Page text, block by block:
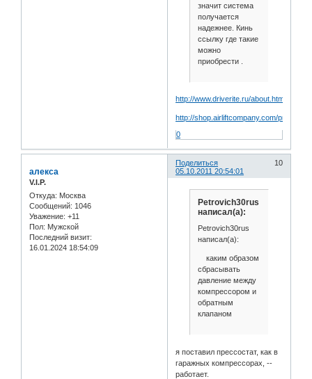
значит система
получается
надежнее. Кинь
ссылку где такие
можно
приобрести .
http://www.driverite.ru/about.html
http://shop.airliftcompany.com/product/
0
Поделиться
10
05.10.2011 20:54:01
алекса
V.I.P.
Откуда: Москва
Сообщений: 1046
Уважение: +11
Пол: Мужской
Последний визит:
16.01.2024 18:54:09
Petrovich30rus
написал(а):
Petrovich30rus
написал(а):
каким образом
сбрасывать
давление между
компрессором и
обратным
клапаном
я поставил прессостат, как в
гаражных компрессорах, --
работает.